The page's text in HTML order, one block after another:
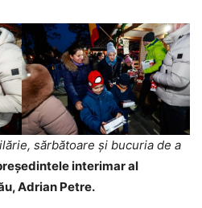
sărbătoare și bucuria de a
interimar al
Adrian Petre.